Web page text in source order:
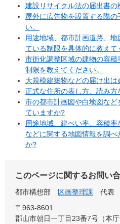
建設リサイクル法の届出書
屋外に広告物を設置する際
い。
用途地域、都市計画道路、
ている制限を具体的に教えて
市街化調整区域の建物の容
制限を教えてください。
大規模建築物などの届け出は
正式な住所の表し方、読み方
市の都市計画図や白地図な
ていますか?
用途地域、建ぺい率、容積
などに関する地図情報を調
か?
このページに関するお問い
都市構想部 区画整理課
代表
〒963-8601
郡山市朝日一丁目23番7号（本庁